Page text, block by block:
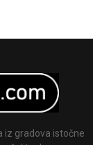
iz gradova istočne